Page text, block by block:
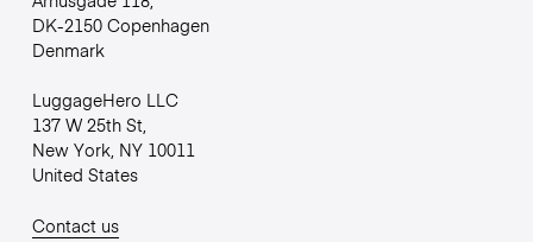
DK-2150 Copenhagen
Denmark
LuggageHero LLC
137 W 25th St,
New York, NY 10011
United States
Contact us